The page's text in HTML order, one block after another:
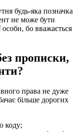
будь-яка позначка
не може бути
прописки,
права не дуже